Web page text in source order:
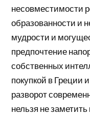
несовместимости
образованности и
мудрости и
предпочтение
собственных
покупкой в Греции
разворот
нельзя не